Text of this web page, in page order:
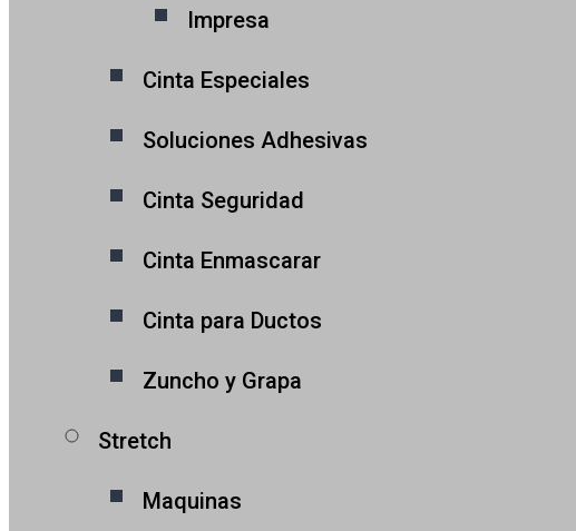
Impresa
Cinta Especiales
Soluciones Adhesivas
Cinta Seguridad
Cinta Enmascarar
Cinta para Ductos
Zuncho y Grapa
Stretch
Maquinas